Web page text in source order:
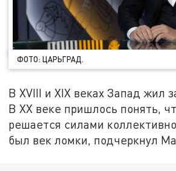
ФОТО: ЦАРЬГРАД.
В XVIII и XIX веках Запад жил
В XX веке пришлось понять,
решается силами
был век ломки, подчеркнул